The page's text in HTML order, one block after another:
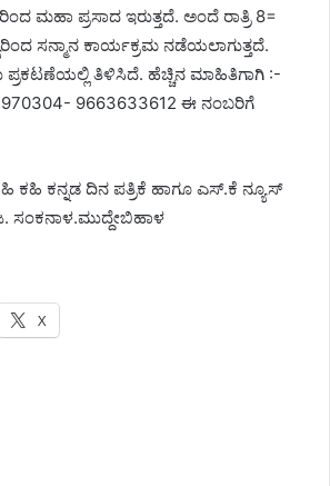
ಮಹಾ ಪ್ರಸಾದ ಇರುತ್ತದೆ. ಅಂದೆ ರಾತ್ರಿ 8=
ಸನ್ಮಾನ ಕಾರ್ಯಕ್ರಮ ನಡೆಯಲಾಗುತ್ತದೆ.
ಪ್ರಕಟಣೆಯಲ್ಲಿ ತಿಳಿಸಿದೆ. ಹೆಚ್ಚಿನ ಮಾಹಿತಿಗಾಗಿ :-
9663633612 ಈ ನಂಬರಿಗೆ
ಕಹಿ ಕನ್ನಡ ದಿನ ಪತ್ರಿಕೆ ಹಾಗೂ ಎಸ್.ಕೆ ನ್ಯೂಸ್
ಸಂಕನಾಳ.ಮುದ್ದೇಬಿಹಾಳ
X